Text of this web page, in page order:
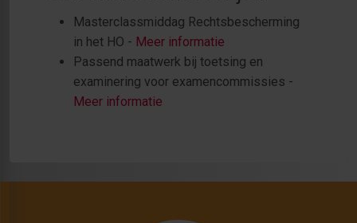
Masterclassmiddag Rechtsbescherming
in het HO - Meer informatie
Passend maatwerk bij toetsing en
examinering voor examencommissies -
Meer informatie